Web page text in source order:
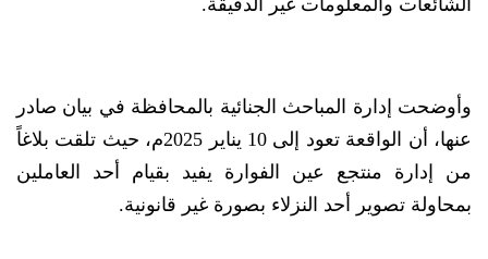
وأوضحت إدارة المباحث الجنائية بالمحافظة في بيان صادر
عنها، أن الواقعة تعود إلى 10 يناير 2025م، حيث تلقت بلاغاً
من إدارة منتجع عين الفوارة يفيد بقيام أحد العاملين
بمحاولة تصوير أحد النزلاء بصورة غير قانونية.